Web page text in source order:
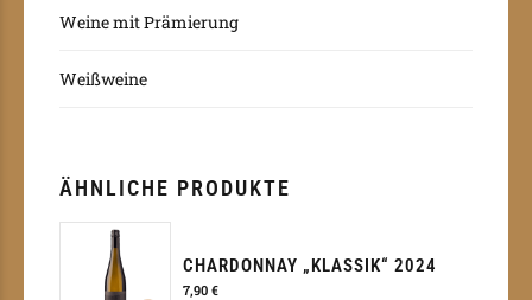
Weine mit Prämierung
Weißweine
ÄHNLICHE PRODUKTE
CHARDONNAY „KLASSIK“ 2024
7,90€